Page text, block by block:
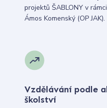
projektů ŠABLONY v
Ámos Komenský (OP JAK).
Vzdělávání podle
školství